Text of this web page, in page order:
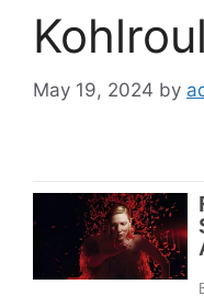
May 19, 2024 by